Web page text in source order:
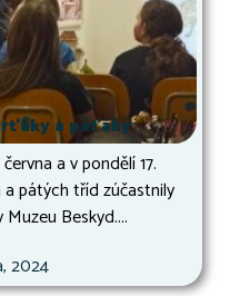
a páťáky
a v pondělí 17.
pátých tříd zúčastnily
Beskyd....
2024